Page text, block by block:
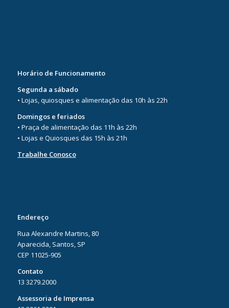
Horário de Funcionamento
Segunda a sábado
• Lojas, quiosques e alimentação das 10h às 22h
Domingos e feriados
• Praça de alimentação das 11h às 22h
• Lojas e Quiosques das 15h às 21h
Trabalhe Conosco
Endereço
Rua Alexandre Martins, 80
Aparecida, Santos, SP
CEP 11025-905
Contato
13 3279.2000
Assessoria de Imprensa